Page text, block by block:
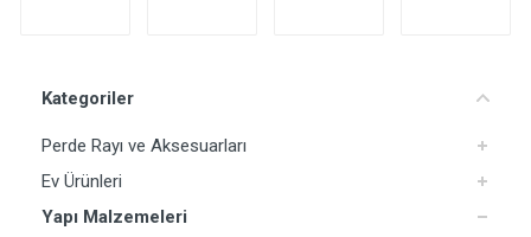
Kategoriler
Perde Rayı ve Aksesuarları
Ev Ürünleri
Yapı Malzemeleri